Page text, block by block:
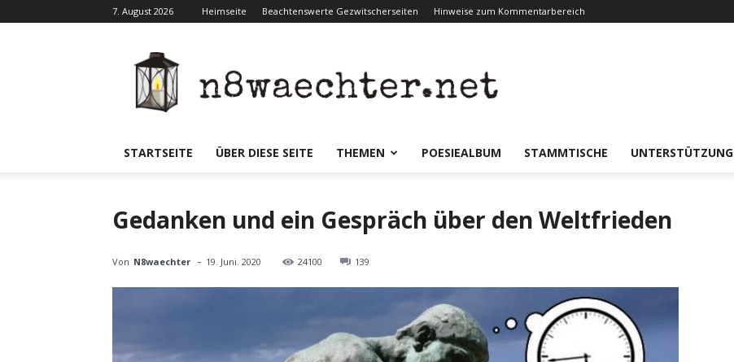
7. August 2026 Heimseite Beachtenswerte Gezwitscherseiten Hinweise zum Kommentarbereich
STARTSEITE ÜBER DIESE SEITE THEMEN POESIEALBUM STAMMTISCHE UNTERSTÜTZUNG
Gedanken und ein Gespräch über den Weltfrieden
Von N8waechter - 19. Juni. 2020 24100 139